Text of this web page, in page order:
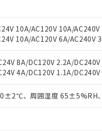
10A/AC120V 10A/
10A/AC120V 6A/AC240V
8A/DC120V 2.2A/DC240V
4A/DC120V 1.1A/
、周囲湿度 65±5%RH
況および標準価格はお客様の
ご相談ください。
機器販売店や当社販売拠点は
能（部品リスト作成サービス
あります。
ェブサイト上で当社にご登録
品・サービスに関するお客様
利用者とは、
物質については閾値を超える意図的な
ダウンロード
をダウンロードすることがで
、 PBBs(ポリ臭化ビフェニル類)
チルヘキシル)) : 1000ppm
期限
10物質）のすべてが基準値以
状況下において有害物質が
。当社販売部門へお問い合わ
品を、核兵器、ミサイル、化
用いたしません。
製品を第三者に販売する場合
販売先および販売に係わる関
合意する
は満たないが在庫あり
(最新の在庫状況については
店・当社販売員にご確認くだ
機種、また在庫状況の情報を